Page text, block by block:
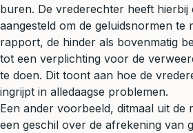
buren. De vrederechter heeft hierbij
aangesteld om de geluidsnormen te
rapport, de hinder als bovenmatig
tot een verplichting voor de
te doen. Dit toont aan hoe de
ingrijpt in alledaagse problemen.
Een ander voorbeeld, ditmaal uit de
een geschil over de afrekening van